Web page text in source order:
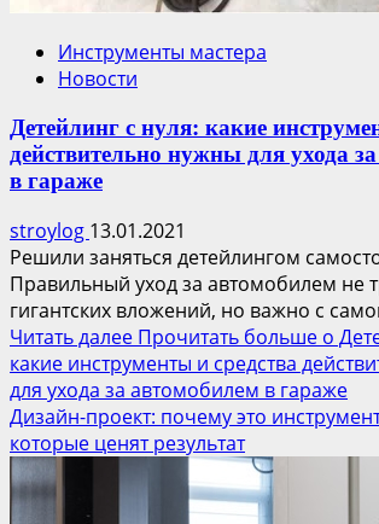
Инструменты мастера
Новости
Детейлинг с нуля: какие
действительно нужны для ухода
в гараже
stroylog 13.01.2021
Решили заняться детейлингом
Правильный уход за автомобилем не
гигантских вложений, но важно с
Читать далее Прочитать больше о
какие инструменты и средства
для ухода за автомобилем в гараже
Дизайн-проект: почему это
которые ценят результат